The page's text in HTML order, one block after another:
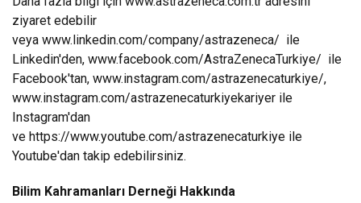
ziyaret edebilir
veya www.linkedin.com/company/astrazeneca/ ile
Linkedin'den, www.facebook.com/AstraZenecaTurkiye/ ile
Facebook'tan, www.instagram.com/astrazenecaturkiye/,
www.instagram.com/astrazenecaturkiyekariyer ile
Instagram'dan
ve https://www.youtube.com/astrazenecaturkiye ile
Youtube'dan takip edebilirsiniz.
Bilim Kahramanları Derneği Hakkında